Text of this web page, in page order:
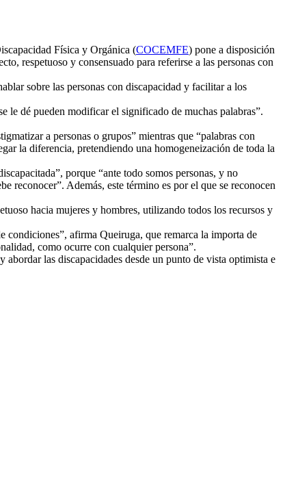
Física y Orgánica (COCEMFE) pone a disposición
respetuoso y consensuado para referirse a las personas con
sobre las personas con discapacidad y facilitar a los
le dé pueden modificar el significado de muchas palabras”.
a personas o grupos” mientras que “palabras con
la diferencia, pretendiendo una homogeneización de toda la
porque “ante todo somos personas, y no
reconocer”. Además, este término es por el que se reconocen
hacia mujeres y hombres, utilizando todos los recursos y
condiciones”, afirma Queiruga, que remarca la importa de
como ocurre con cualquier persona”.
las discapacidades desde un punto de vista optimista e